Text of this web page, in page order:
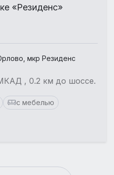
«Резиденс»
мкр Резиденс
, 0.2 км до шоссе.
с мебелью